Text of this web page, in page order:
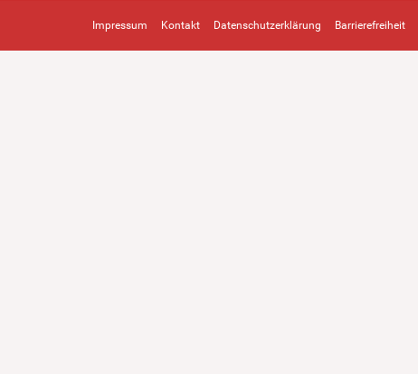
Impressum Kontakt Datenschutzerklärung Barrierefreiheit